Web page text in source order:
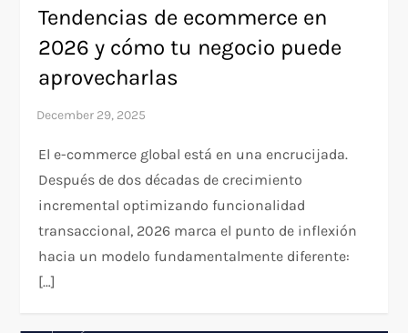
Tendencias de ecommerce en
2026 y cómo tu negocio puede
aprovecharlas
El e-commerce global está en una encrucijada.
Después de dos décadas de crecimiento
incremental optimizando funcionalidad
transaccional, 2026 marca el punto de inflexión
hacia un modelo fundamentalmente diferente:
[…]